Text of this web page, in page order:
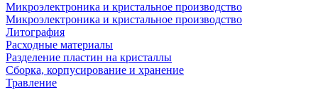
Микроэлектроника и кристальное производство
Микроэлектроника и кристальное производство
Литография
Расходные материалы
Разделение пластин на кристаллы
Сборка, корпусирование и хранение
Травление